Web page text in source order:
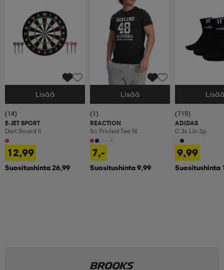
Valitse Koko
Lisää
(14)
E-JET SPORT
Dart Board Ii
12,99
Suositushinta 26,99
Valitse Koko
Lisää
(1)
REACTION
So Printed Tee M
7,-
Suositushinta 9,99
Valitse Koko
(715)
ADIDAS
C 3s Lin 3p
9,99
Suositushinta